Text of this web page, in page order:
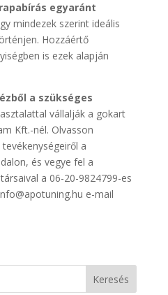
egyaránt
mindezek szerint ideális
Hozzáértő
is ezek alapján
a szükséges
vállalják a gokart
Kft.-nél. Olvasson
a
és vegye fel a
a 06-20-9824799-es
e-mail